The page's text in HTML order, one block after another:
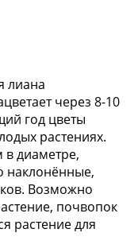
лиана
через 8-10
год цветы
растениях.
в диаметре,
наклонённые,
Возможно
почвопок
растение для